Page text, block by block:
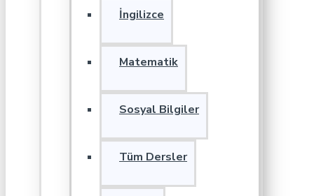
İngilizce
Matematik
Sosyal Bilgiler
Tüm Dersler